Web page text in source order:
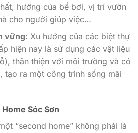
hướng của bể bơi, vị trí vườn
cho người giúp việc…
vững: Xu hướng của các biệt thự
hiện nay là sử dụng các vật liệu
thân thiện với môi trường và có
tạo ra một công trình sống mãi
Home Sóc Sơn
“second home” không phải là